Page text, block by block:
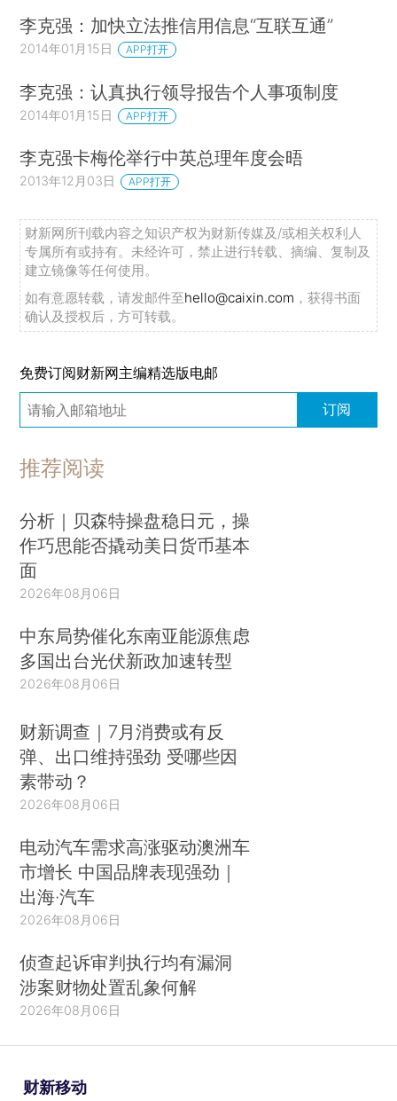
李克强：加快立法推信用信息“互联互通”
2014年01月15日 APP打开
李克强：认真执行领导报告个人事项制度
2014年01月15日 APP打开
李克强卡梅伦举行中英总理年度会晤
2013年12月03日 APP打开
财新网所刊载内容之知识产权为财新传媒及/或相关权利人
专属所有或持有。未经许可，禁止进行转载、摘编、复制及
建立镜像等任何使用。
如有意愿转载，请发邮件至hello@caixin.com ，获得书面
确认及授权后，方可转载。
免费订阅财新网主编精选版电邮
订阅
推荐阅读
分析｜贝森特操盘稳日元，操
作巧思能否撬动美日货币基本
面
2026年08月06日
中东局势催化东南亚能源焦虑
多国出台光伏新政加速转型
2026年08月06日
财新调查｜7月消费或有反
弹、出口维持强劲 受哪些因
素带动？
2026年08月06日
电动汽车需求高涨驱动澳洲车
市增长 中国品牌表现强劲｜
出海·汽车
2026年08月06日
侦查起诉审判执行均有漏洞
涉案财物处置乱象何解
2026年08月06日
财新移动